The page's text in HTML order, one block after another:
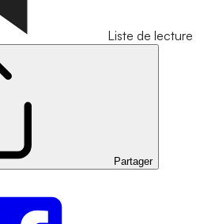
Liste de lecture
Partager